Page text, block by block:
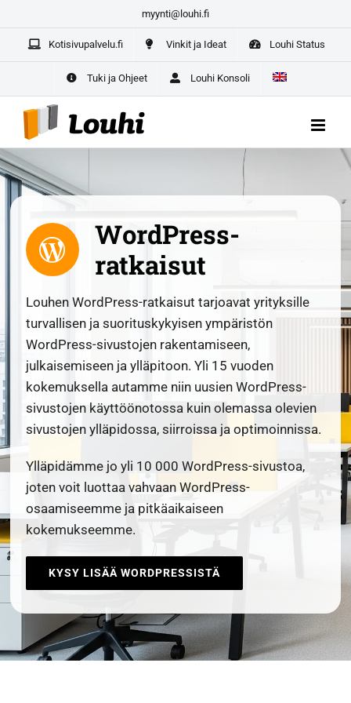
content
myynti@louhi.fi
Kotisivupalvelu.fi Vinkit ja Ideat Louhi Status
Tuki ja Ohjeet Louhi Konsoli
WordPress-
ratkaisut
Louhen WordPress-ratkaisut tarjoavat yrityksille
turvallisen ja suorituskykyisen ympäristön
WordPress-sivustojen rakentamiseen,
julkaisemiseen ja ylläpitoon. Yli 15 vuoden
kokemuksella autamme niin uusien WordPress-
sivustojen käyttöönotossa kuin olemassa olevien
sivustojen ylläpidossa, siirroissa ja optimoinnissa.
Ylläpidämme jo yli 10 000 WordPress-sivustoa,
joten voit luottaa vahvaan WordPress-
osaamiseemme ja pitkäaikaiseen
kokemukseemme.
KYSY LISÄÄ WORDPRESSISTÄ
Yrittäjän paketti aloittaville yrittäjille –
kaikki yrityksesi
digipalvelut yhdestä paikasta
ALOITA TÄSTÄ